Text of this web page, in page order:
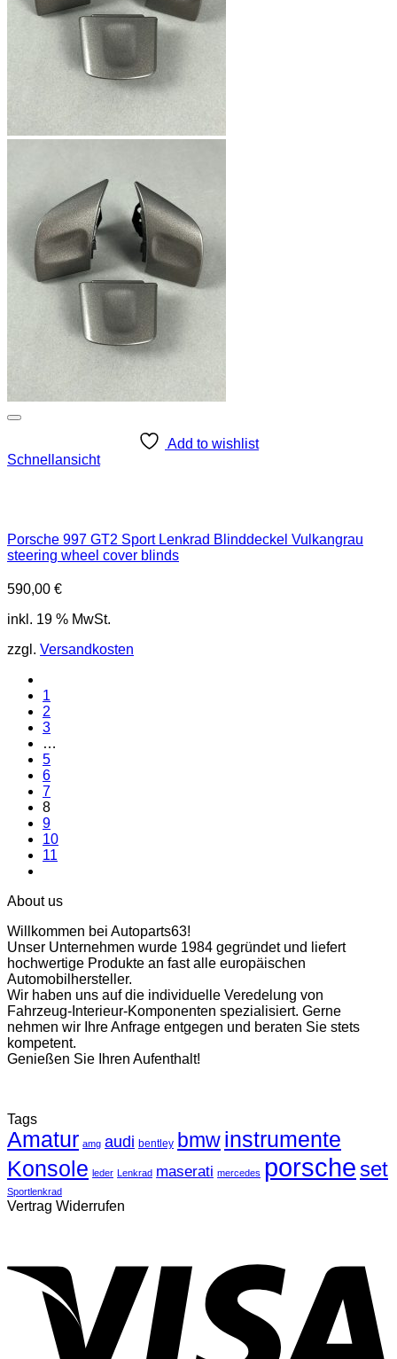
Add to wishlist
Schnellansicht
Porsche 997 GT2 Sport Lenkrad Blinddeckel Vulkangrau
steering wheel cover blinds
590,00 €
inkl. 19 % MwSt.
zzgl. Versandkosten
1
2
3
…
5
6
7
8
9
10
11
About us
Willkommen bei Autoparts63!
Unser Unternehmen wurde 1984 gegründet und liefert
hochwertige Produkte an fast alle europäischen
Automobilhersteller.
Wir haben uns auf die individuelle Veredelung von
Fahrzeug-Interieur-Komponenten spezialisiert. Gerne
nehmen wir Ihre Anfrage entgegen und beraten Sie stets
kompetent.
Genießen Sie Ihren Aufenthalt!
Tags
Amatur amg audi bentley bmwinstrumente
Konsole leder Lenkrad maserati mercedes porsche set
Sportlenkrad
Vertrag Widerrufen